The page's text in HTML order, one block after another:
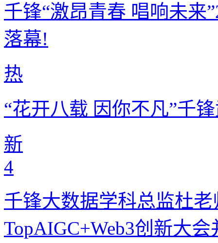
千锋“激昂青春 唱响未来
落幕!
热
“花开八载 因你不凡”千
新
4
千锋大数据学科总监杜
TopAIGC+Web3创新大